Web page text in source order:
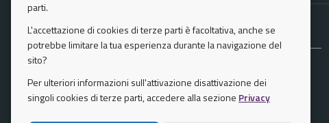
CONTATTI
Piazza Pretoria, 1
Codice fiscale / P. IVA 80016350821
parti.
L'accettazione di cookies di terze parti è facoltativa, anche se
potrebbe limitare la tua esperienza durante la navigazione del
sito?
Per ulteriori informazioni sull'attivazione disattivazione dei
singoli cookies di terze parti, accedere alla sezione Privacy